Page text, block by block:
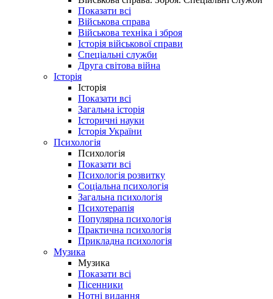
Показати всі
Військова справа
Військова техніка і зброя
Історія військової справи
Спеціальні служби
Друга світова війна
Історія
Історія
Показати всі
Загальна історія
Історичні науки
Історія України
Психологія
Психологія
Показати всі
Психологія розвитку
Соціальна психологія
Загальна психологія
Психотерапія
Популярна психологія
Практична психологія
Прикладна психологія
Музика
Музика
Показати всі
Пісенники
Нотні видання